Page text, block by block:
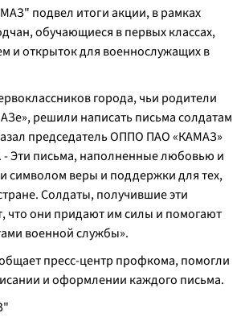
подвел итоги акции, в рамках
обучающиеся в первых классах,
и открыток для военнослужащих в
города, чьи родители
решили написать письма солдатам
председатель ОППО ПАО «КАМАЗ»
. - Эти письма, наполненные любовью и
символом веры и поддержки для тех,
Солдаты, получившие эти
что они придают им силы и помогают
военной службы».
пресс-центр профкома, помогли
и оформлении каждого письма.